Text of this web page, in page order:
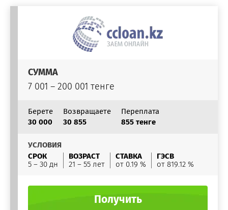
СУММА
7 001 – 200 001 тенге
Берете
30 000
Возвращаете
30 855
Переплата
855 тенге
УСЛОВИЯ
СРОК
5 – 30 дн
ВОЗРАСТ
21 – 55 лет
СТАВКА
от 0.19 %
ГЭСВ
от 819.12 %
Получить